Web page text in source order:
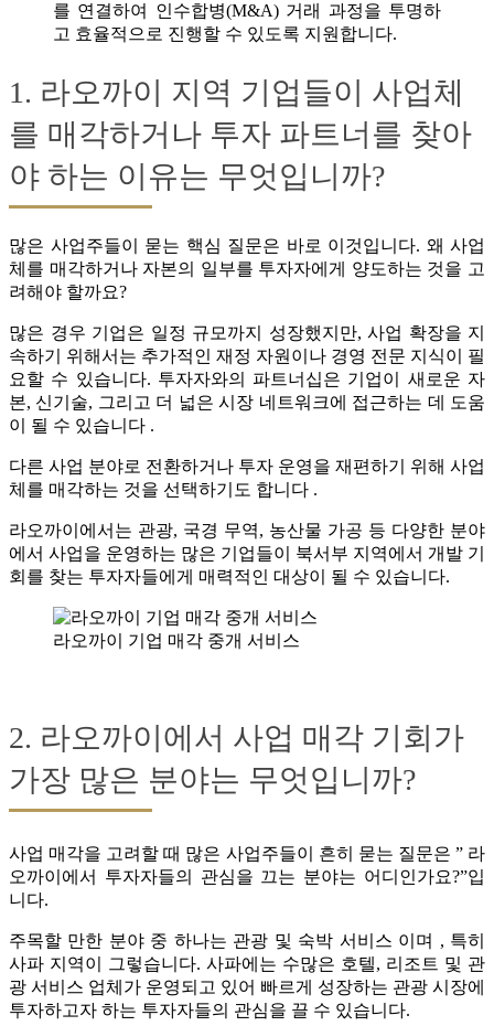
를 연결하여 인수합병(M&A) 거래 과정을 투명하
고 효율적으로 진행할 수 있도록 지원합니다.
1. 라오까이 지역 기업들이 사업체
를 매각하거나 투자 파트너를 찾아
야 하는 이유는 무엇입니까?
많은 사업주들이 묻는 핵심 질문은 바로 이것입니다. 왜 사업
체를 매각하거나 자본의 일부를 투자자에게 양도하는 것을 고
려해야 할까요?
많은 경우 기업은 일정 규모까지 성장했지만, 사업 확장을 지
속하기 위해서는 추가적인 재정 자원이나 경영 전문 지식이 필
요할 수 있습니다. 투자자와의 파트너십은 기업이 새로운 자
본, 신기술, 그리고 더 넓은 시장 네트워크에 접근하는 데 도움
이 될 수 있습니다 .
다른 사업 분야로 전환하거나 투자 운영을 재편하기 위해 사업
체를 매각하는 것을 선택하기도 합니다 .
라오까이에서는 관광, 국경 무역, 농산물 가공 등 다양한 분야
에서 사업을 운영하는 많은 기업들이 북서부 지역에서 개발 기
회를 찾는 투자자들에게 매력적인 대상이 될 수 있습니다.
라오까이 기업 매각 중개 서비스
2. 라오까이에서 사업 매각 기회가
가장 많은 분야는 무엇입니까?
사업 매각을 고려할 때 많은 사업주들이 흔히 묻는 질문은 ” 라
오까이에서 투자자들의 관심을 끄는 분야는 어디인가요?”입
니다.
주목할 만한 분야 중 하나는 관광 및 숙박 서비스 이며 , 특히
사파 지역이 그렇습니다. 사파에는 수많은 호텔, 리조트 및 관
광 서비스 업체가 운영되고 있어 빠르게 성장하는 관광 시장에
투자하고자 하는 투자자들의 관심을 끌 수 있습니다.